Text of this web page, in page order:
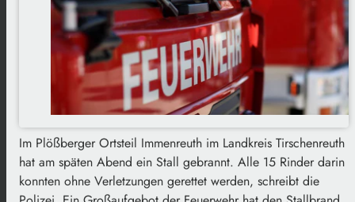
Im Plößberger Ortsteil Immenreuth im Landkreis Tirschenreuth
hat am späten Abend ein Stall gebrannt. Alle 15 Rinder darin
konnten ohne Verletzungen gerettet werden, schreibt die